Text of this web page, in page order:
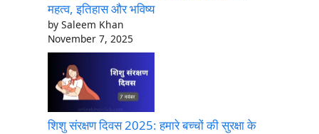
महत्व, इतिहास और भविष्य
by Saleem Khan
November 7, 2025
शिशु संरक्षण दिवस 2025: हमारे बच्चों की सुरक्षा के